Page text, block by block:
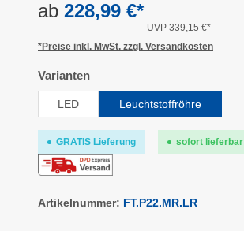
ab 228,99 €*
UVP 339,15 €*
*Preise inkl. MwSt. zzgl. Versandkosten
Variantenauswählen
LED Leuchtstoffröhre
GRATIS Lieferung sofort lieferbar
Artikelnummer: FT.P22.MR.LR